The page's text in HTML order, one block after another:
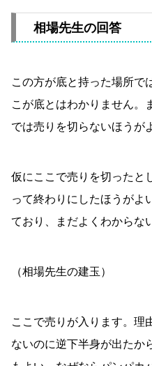
相場先生の回答
この方が底と持った場所で
こが底とはわかりません。
では売りを切らないほうが
仮にここで売りを切ったと
って終わりにしたほうがよ
ており、まだよくわからな
（相場先生の建玉）
ここで売りが入ります。理
ないのに逆下半身が出たか